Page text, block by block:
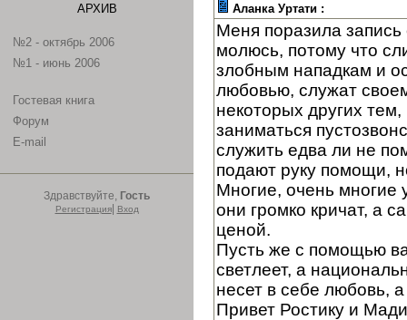
АРХИВ
№2 - октябрь 2006
№1 - июнь 2006
Гостевая книга
Форум
E-mail
Здравствуйте, Гость
Регистрация| Вход
Аланка Уртати :
Меня поразила
молюсь, потому что
злобным нападкам и
любовью, служат
некоторых других
заниматься
служить едва ли не
подают руку помощи,
Многие, очень многие
они громко кричат, а
ценой.
Пусть же с помощью
светлеет, а
несет в себе любовь,
Привет Ростику и